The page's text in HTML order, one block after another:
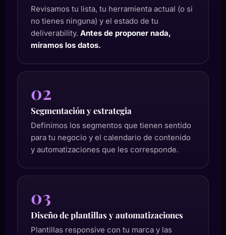
Revisamos tu lista, tu herramienta actual (o si
no tienes ninguna) y el estado de tu
deliverability. Antes de proponer nada,
miramos los datos.
02
Segmentación y estrategia
Definimos los segmentos que tienen sentido
para tu negocio y el calendario de contenido
y automatizaciones que les corresponde.
03
Diseño de plantillas y automatizaciones
Plantillas responsive con tu marca y las